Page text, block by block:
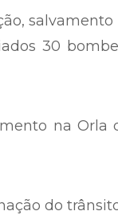
30
na Orla
do